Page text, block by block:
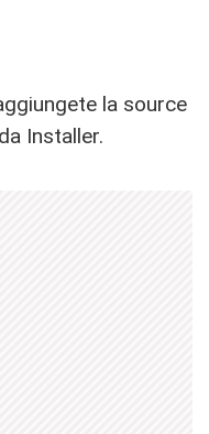
la source
Installer.